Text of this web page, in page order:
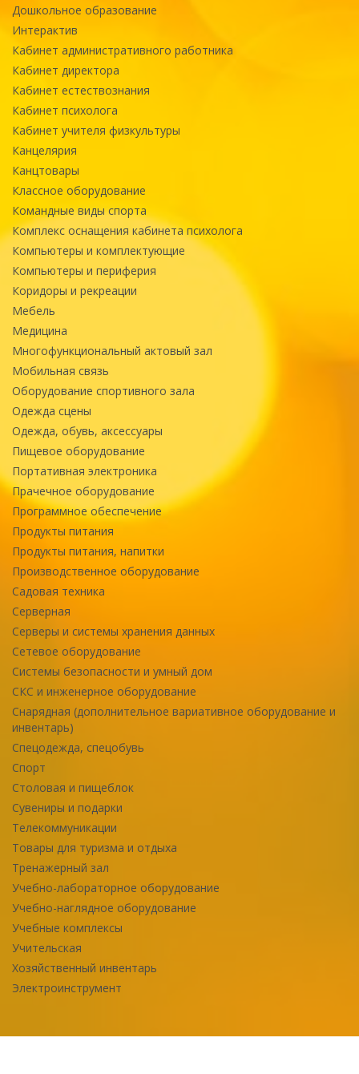
Дошкольное образование
Интерактив
Кабинет административного работника
Кабинет директора
Кабинет естествознания
Кабинет психолога
Кабинет учителя физкультуры
Канцелярия
Канцтовары
Классное оборудование
Командные виды спорта
Комплекс оснащения кабинета психолога
Компьютеры и комплектующие
Компьютеры и периферия
Коридоры и рекреации
Мебель
Медицина
Многофункциональный актовый зал
Мобильная связь
Оборудование спортивного зала
Одежда сцены
Одежда, обувь, аксессуары
Пищевое оборудование
Портативная электроника
Прачечное оборудование
Программное обеспечение
Продукты питания
Продукты питания, напитки
Производственное оборудование
Садовая техника
Серверная
Серверы и системы хранения данных
Сетевое оборудование
Системы безопасности и умный дом
СКС и инженерное оборудование
Снарядная (дополнительное вариативное оборудование и
инвентарь)
Спецодежда, спецобувь
Спорт
Столовая и пищеблок
Сувениры и подарки
Телекоммуникации
Товары для туризма и отдыха
Тренажерный зал
Учебно-лабораторное оборудование
Учебно-наглядное оборудование
Учебные комплексы
Учительская
Хозяйственный инвентарь
Электроинструмент